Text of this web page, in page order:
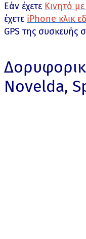
Εάν έχετε Κινητό
έχετε iPhone κλικ
GPS της συσκευής
Novelda,